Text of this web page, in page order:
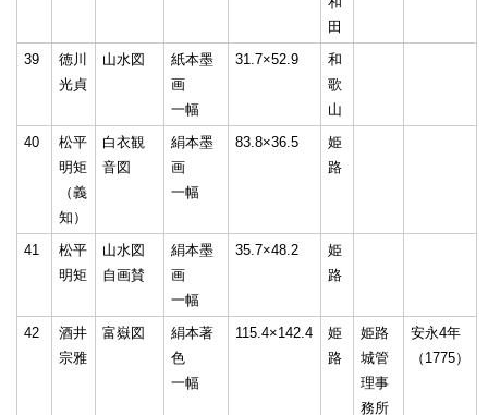
田
39
徳川
光貞
山水図
紙本墨
画
一幅
31.7×52.9
和
歌
山
40
松平
明矩
（義
知）
白衣観
音図
絹本墨
画
一幅
83.8×36.5
姫
路
41
松平
明矩
山水図
自画賛
絹本墨
画
一幅
35.7×48.2
姫
路
42
酒井
宗雅
富嶽図
絹本著
色
一幅
115.4×142.4
姫
路
姫路
城管
理事
務所
安永4年
（1775）